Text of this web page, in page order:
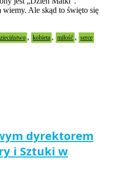
Ale skąd to święto się
, kobieta , miłość , serce
dyrektorem
i Sztuki w